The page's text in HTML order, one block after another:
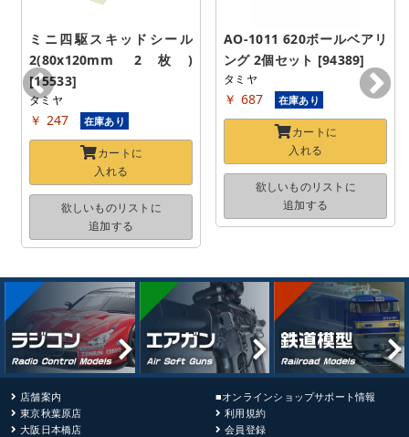
ミニ四駆スキッドシール
2(80x120mm 2枚)
[15533]
タミヤ
￥ 247 在庫あり
カートに
入れる
欲しいものリストに
追加する
AO-1011 620ボールベアリ
ング 2個セット [94389]
タミヤ
￥ 687 在庫あり
カートに
入れる
欲しいものリストに
追加する
店舗案内
東京秋葉原店
大阪日本橋店
■オンラインショップサポート情報
利用規約
会員登録